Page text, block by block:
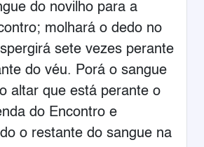
do novilho para a
molhará o dedo no
sete vezes perante
do véu. Porá o sangue
altar que está perante o
do Encontro e
o restante do sangue na